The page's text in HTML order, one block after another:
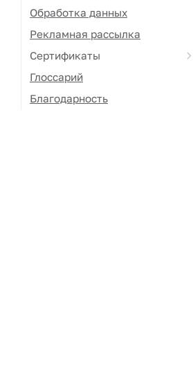
Обработка данных
Рекламная рассылка
Сертификаты
Глоссарий
Благодарность